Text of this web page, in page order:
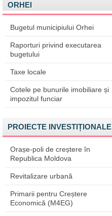
ORHEI
Bugetul municipiului Orhei
Raporturi privind executarea
bugetului
Taxe locale
Cotele pe bunurile imobiliare și
impozitul funciar
PROIECTE INVESTIȚIONALE
Orașe-poli de creștere în
Republica Moldova
Revitalizare urbană
Primarii pentru Creștere
Economică (M4EG)